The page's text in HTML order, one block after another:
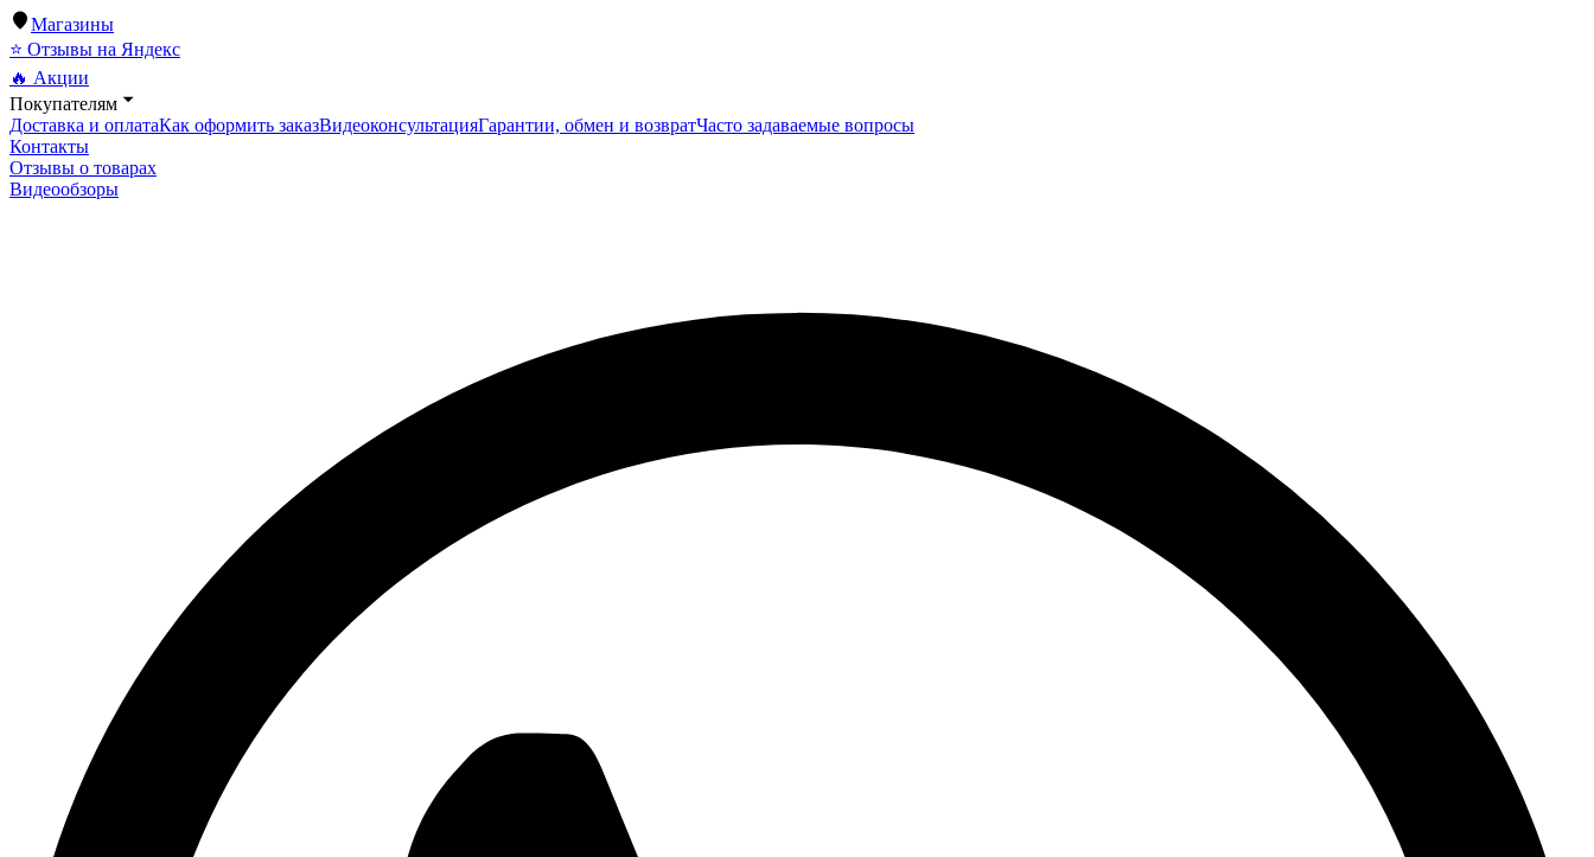
Магазины
⭐ Отзывы на Яндекс
🔥 Акции
Покупателям
Доставка и оплатаКак оформить заказВидеоконсультацияГарантии, обмен и возвратЧасто задаваемые вопросы
Контакты
Отзывы о товарах
Видеообзоры